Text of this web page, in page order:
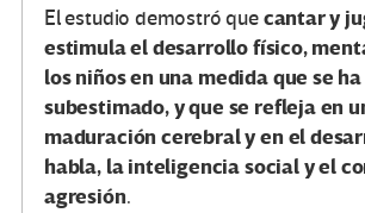
El estudio demostró quecantar y
estimula el desarrollo físico,
los niños en una medida que se ha
subestimado, y que se refleja en
maduración cerebral y en el
habla, la inteligencia social y el
agresión.